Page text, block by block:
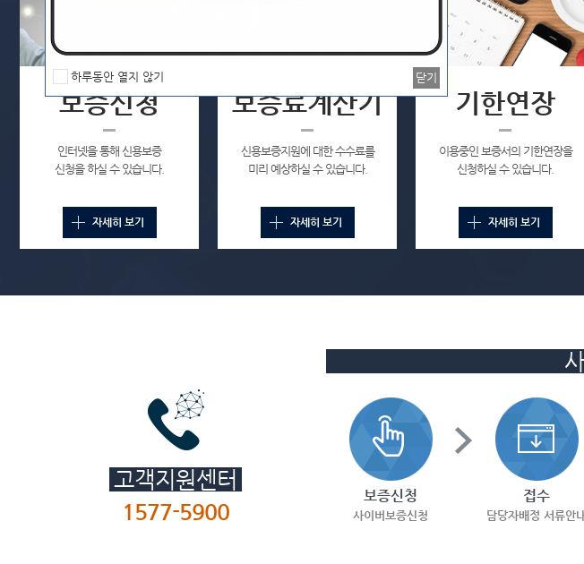
경기신용보증재단
사이버보증센터
인터넷을 통하여 편리하게 보증관련 업무를
신청·조회하실 수 있는 서비스입니다.
보증신청
인터넷을 통해 신용보증
신청을 하실 수 있습니다.
자세히 보기
보증료계산기
신용보증지원에 대한 수수료를
미리 예상하실 수 있습니다.
자세히 보기
기한연장
이용중인 보증서의 기한연장을
신청하실 수 있습니다.
자세히 보기
고객지원센터
1577-5900
보증신청
사이버보증신청
접수
담당자배정 서류안내
하루동안 열지 않기 닫기